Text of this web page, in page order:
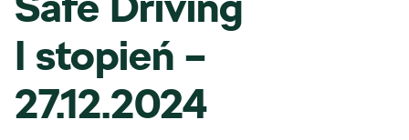
I stopień –
27.12.2024